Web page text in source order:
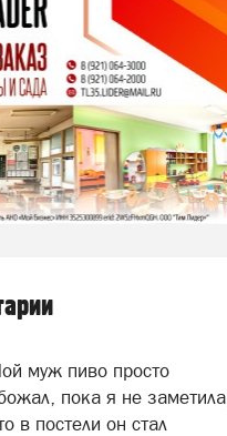
муж пиво просто
пока я не заметила,
в постели он стал